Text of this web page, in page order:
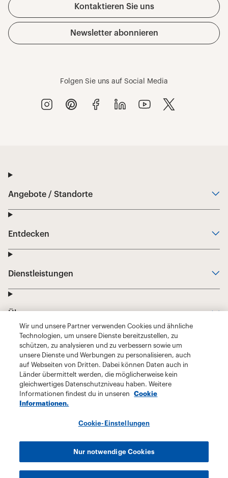
Wir und unsere Partner verwenden Cookies und ähnliche
Technologien, um unsere Dienste bereitzustellen, zu
schützen, zu analysieren und zu verbessern sowie um
unsere Dienste und Werbungen zu personalisieren, auch
auf Webseiten von Dritten. Dabei können Daten auch in
Länder übermittelt werden, die möglicherweise kein
gleichwertiges Datenschutzniveau haben. Weitere
Informationen findest du in unseren
Cookie
Informationen.
Cookie-Einstellungen
Nur notwendige Cookies